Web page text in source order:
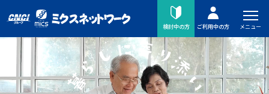
検討中の方 ご利用中の方 メニュー